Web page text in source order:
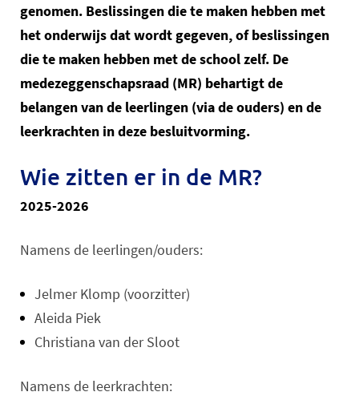
genomen. Beslissingen die te maken hebben met
het onderwijs dat wordt gegeven, of beslissingen
die te maken hebben met de school zelf. De
medezeggenschapsraad (MR) behartigt de
belangen van de leerlingen (via de ouders) en de
leerkrachten in deze besluitvorming.
Wie zitten er in de MR?
2025-2026
Namens de leerlingen/ouders:
Jelmer Klomp (voorzitter)
Aleida Piek
Christiana van der Sloot
Namens de leerkrachten: